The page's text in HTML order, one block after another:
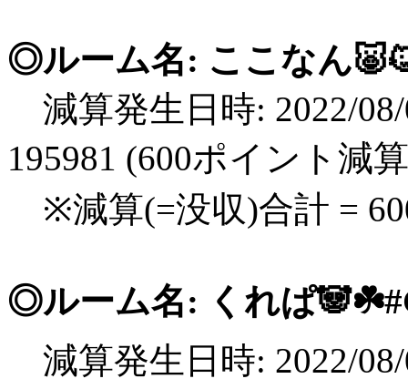
◎ルーム名: ここなん
減算発生日時: 2022/
195981 (600ポイント減
※減算(=没収)合計 =
◎ルーム名: くれぱ
減算発生日時: 2022/